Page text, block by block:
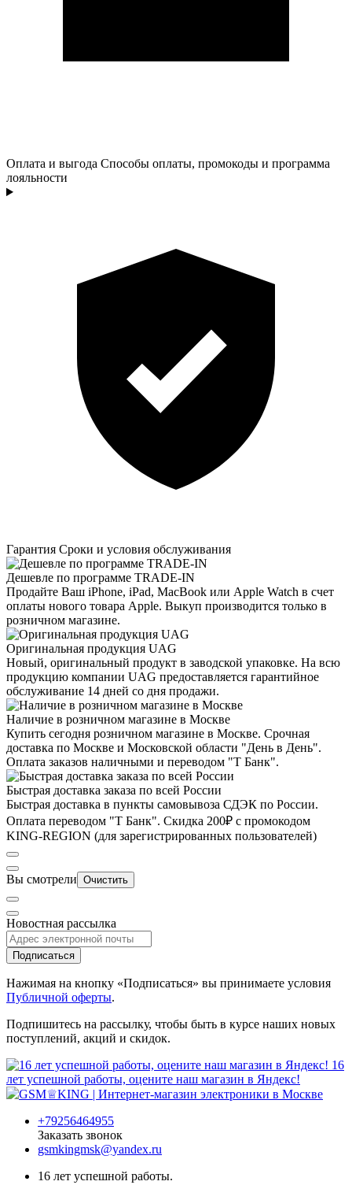
Оплата и выгода Способы оплаты, промокоды и программа
лояльности
Гарантия Сроки и условия обслуживания
Дешевле по программе TRADE-IN
Продайте Ваш iPhone, iPad, MacBook или Apple Watch в счет
оплаты нового товара Apple. Выкуп производится только в
розничном магазине.
Оригинальная продукция UAG
Новый, оригинальный продукт в заводской упаковке. На всю
продукцию компании UAG предоставляется гарантийное
обслуживание 14 дней со дня продажи.
Наличие в розничном магазине в Москве
Купить сегодня розничном магазине в Москве. Срочная
доставка по Москве и Московской области "День в День".
Оплата заказов наличными и переводом "Т Банк".
Быстрая доставка заказа по всей России
Быстрая доставка в пункты самовывоза СДЭК по России.
Оплата переводом "Т Банк". Скидка 200₽ с промокодом
KING-REGION (для зарегистрированных пользователей)
Вы смотрели Очистить
Новостная рассылка
Подписаться
Нажимая на кнопку «Подписаться» вы принимаете условия
Публичной оферты.
Подпишитесь на рассылку, чтобы быть в курсе наших новых
поступлений, акций и скидок.
16
лет успешной работы, оцените наш магазин в Яндекс!
+79256464955
Заказать звонок
gsmkingmsk@yandex.ru
16 лет успешной работы.